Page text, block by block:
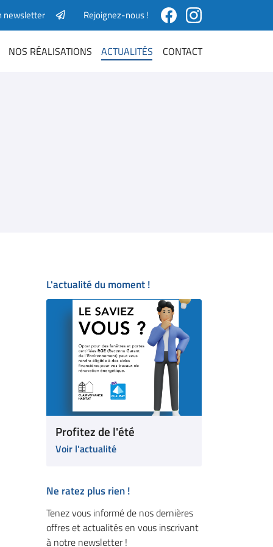
newsletter Rejoignez-nous !
NOS RÉALISATIONS ACTUALITÉS CONTACT
L'actualité du moment !
Profitez de l'été
Voir l'actualité
Ne ratez plus rien !
Tenez vous informé de nos dernières
offres et actualités en vous inscrivant
à notre newsletter !